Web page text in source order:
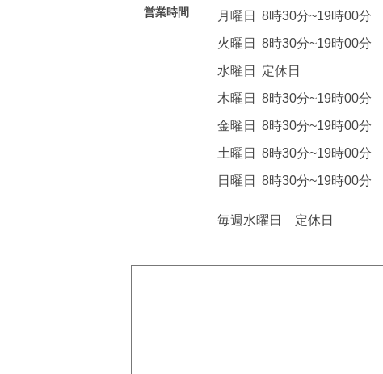
営業時間 月曜日
8時30分~19時00分
火曜日
8時30分~19時00分
水曜日
定休日
木曜日
8時30分~19時00分
金曜日
8時30分~19時00分
土曜日
8時30分~19時00分
日曜日
8時30分~19時00分
毎週水曜日 定休日